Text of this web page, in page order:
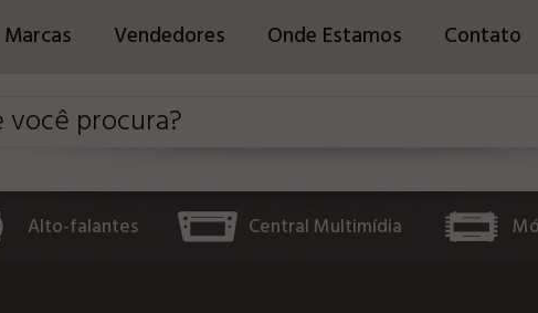
Marcas Vendedores Onde Estamos Contato
Alto-falantes Central Multimídia